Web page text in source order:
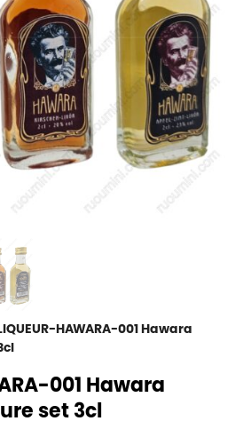
LIQUEUR-HAWARA-001 Hawara
001 Hawara
set 3cl